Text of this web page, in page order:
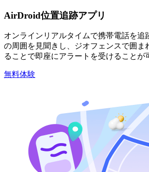
AirDroid位置追跡アプリ
オンラインリアルタイムで携帯電話を追
の周囲を見聞きし、ジオフェンスで囲ま
ることで即座にアラートを受けることが
無料体験